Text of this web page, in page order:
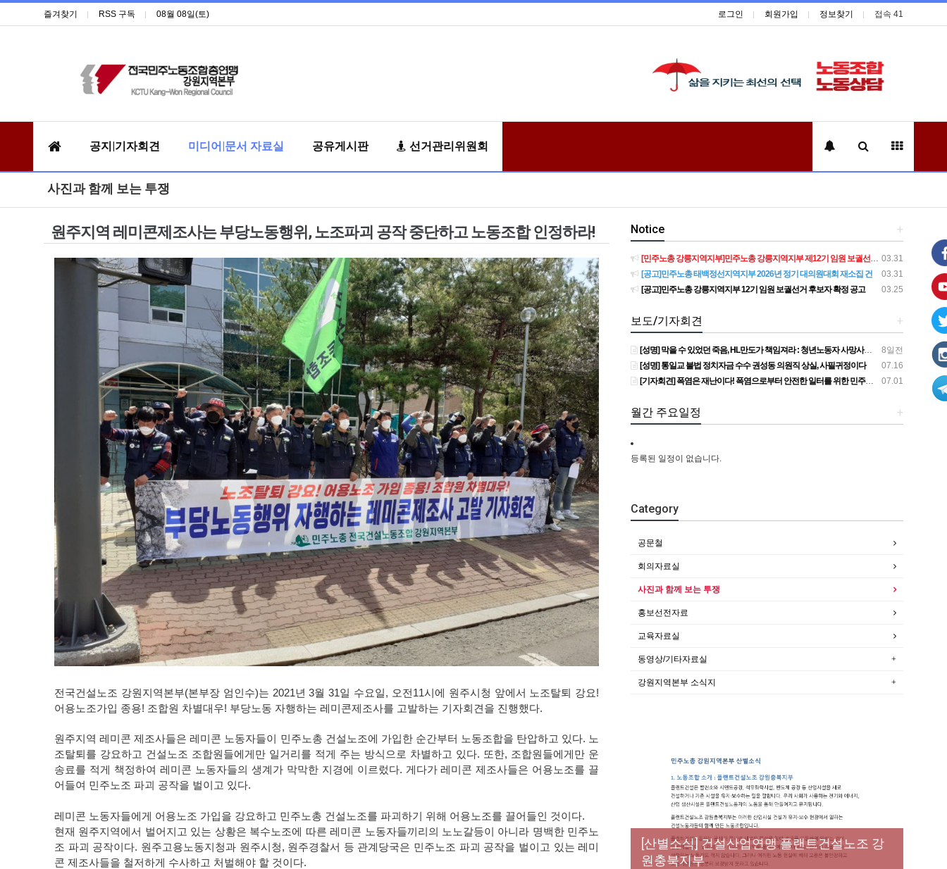
즐겨찾기 RSS 구독 08월 08일(토) 로그인 회원가입 정보찾기 접속 41
공지|기자회견 미디어|문서 자료실 공유게시판 선거관리위원회
사진과 함께 보는 투쟁
원주지역 레미콘제조사는 부당노동행위, 노조파괴 공작 중단하고 노동조합 인정하라!
전국건설노조 강원지역본부(본부장 엄인수)는 2021년 3월 31일 수요일, 오전11시에 원주시청 앞에서 노조탈퇴 강요!
어용노조가입 종용! 조합원 차별대우! 부당노동 자행하는 레미콘제조사를 고발하는 기자회견을 진행했다.
원주지역 레미콘 제조사들은 레미콘 노동자들이 민주노총 건설노조에 가입한 순간부터 노동조합을 탄압하고 있다. 노
조탈퇴를 강요하고 건설노조 조합원들에게만 일거리를 적게 주는 방식으로 차별하고 있다. 또한, 조합원들에게만 운
송료를 적게 책정하여 레미콘 노동자들의 생계가 막막한 지경에 이르렀다. 게다가 레미콘 제조사들은 어용노조를 끌
어들여 민주노조 파괴 공작을 벌이고 있다.
레미콘 노동자들에게 어용노조 가입을 강요하고 민주노총 건설노조를 파괴하기 위해 어용노조를 끌어들인 것이다.
현재 원주지역에서 벌어지고 있는 상황은 복수노조에 따른 레미콘 노동자들끼리의 노노갈등이 아니라 명백한 민주노
조 파괴 공작이다. 원주고용노동지청과 원주시청, 원주경찰서 등 관계당국은 민주노조 파괴 공작을 벌이고 있는 레미
콘 제조사들을 철저하게 수사하고 처벌해야 할 것이다.
+
Notice
03.31
[민주노총 강릉지역지부]민주노총 강릉지역지부 제12기 임원 보궐선거결과 공고
03.31
[공고]민주노총 태백정선지역지부 2026년 정기 대의원대회 재소집 건
03.25
[공고]민주노총 강릉지역지부 12기 임원 보궐선거 후보자 확정 공고
+
보도/기자회견
8일전
[성명] 막을 수 있었던 죽음, HL만도가 책임져라 : 청년노동자 사망사고의 철저한 진상규명과 재발방지 대책 마련하라
07.16
[성명] 통일교 불법 정치자금 수수 권성동 의원직 상실, 사필귀정이다
07.01
[기자회견] 폭염은 재난이다! 폭염으로부터 안전한 일터를 위한 민주노총 강원지역본부 폭염감시단 선포 기자회견
+
월간 주요일정
등록된 일정이 없습니다.
Category
공문철
회의자료실
사진과 함께 보는 투쟁
홍보선전자료
교육자료실
동영상/기타자료실
강원지역본부 소식지
[성명] 막을 수 있었던 죽음, HL만도가 책임져
라 : 청년노동자 사망사고의 철저한 진상규명
과 재발방지 대책 마련하라
[산별소식] 건설산업연맹 플랜트건설노조 강
원충북지부
[강릉,속초,원주,춘천] 폭염감시단 사업 이모저
모
[조합원☆인터뷰] 서비스연맹 전국학교비정
규직노동조합 강원지부 김유미 춘천지회장
[본부소식] 강원지역 노동자 합창단 모임